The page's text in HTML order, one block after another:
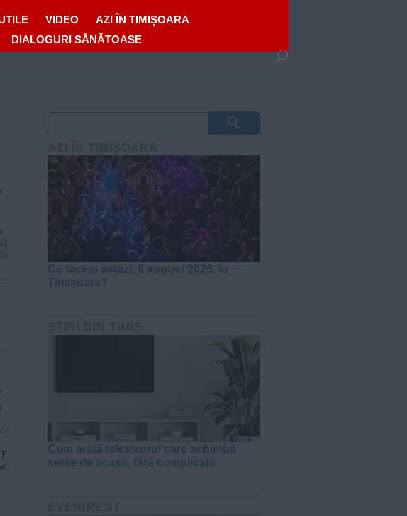
VIDEO
AZI ÎN TIMIȘOARA
DIALOGURI SĂNĂTOASE
Ce facem astăzi, 8 august 2026, în
Timișoara?
Cum arată televizorul care schimbă
serile de acasă, fără complicații